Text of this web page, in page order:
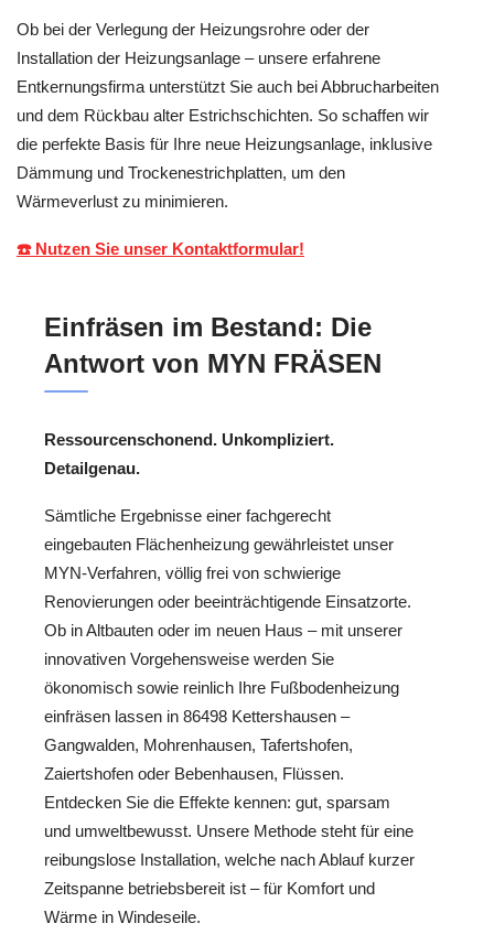
Ob bei der Verlegung der Heizungsrohre oder der
Installation der Heizungsanlage – unsere erfahrene
Entkernungsfirma unterstützt Sie auch bei Abbrucharbeiten
und dem Rückbau alter Estrichschichten. So schaffen wir
die perfekte Basis für Ihre neue Heizungsanlage, inklusive
Dämmung und Trockenestrichplatten, um den
Wärmeverlust zu minimieren.
☎️ Nutzen Sie unser Kontaktformular!
Einfräsen im Bestand: Die
Antwort von MYN FRÄSEN
Ressourcenschonend. Unkompliziert.
Detailgenau.
Sämtliche Ergebnisse einer fachgerecht
eingebauten Flächenheizung gewährleistet unser
MYN-Verfahren, völlig frei von schwierige
Renovierungen oder beeinträchtigende Einsatzorte.
Ob in Altbauten oder im neuen Haus – mit unserer
innovativen Vorgehensweise werden Sie
ökonomisch sowie reinlich Ihre Fußbodenheizung
einfräsen lassen in 86498 Kettershausen –
Gangwalden, Mohrenhausen, Tafertshofen,
Zaiertshofen oder Bebenhausen, Flüssen.
Entdecken Sie die Effekte kennen: gut, sparsam
und umweltbewusst. Unsere Methode steht für eine
reibungslose Installation, welche nach Ablauf kurzer
Zeitspanne betriebsbereit ist – für Komfort und
Wärme in Windeseile.